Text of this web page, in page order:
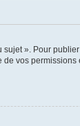
». Pour
vos